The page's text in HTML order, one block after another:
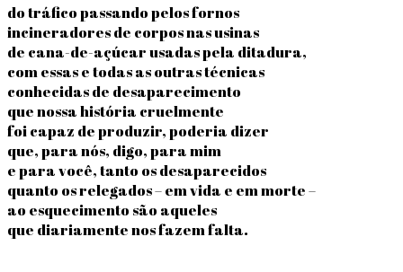
do tráfico passando pelos fornos
incineradores de corpos nas usinas
de cana-de-açúcar usadas pela ditadura,
com essas e todas as outras técnicas
conhecidas de desaparecimento
que nossa história cruelmente
foi capaz de produzir, poderia dizer
que, para nós, digo, para mim
e para você, tanto os desaparecidos
quanto os relegados – em vida e em morte –
ao esquecimento são aqueles
que diariamente nos fazem falta.